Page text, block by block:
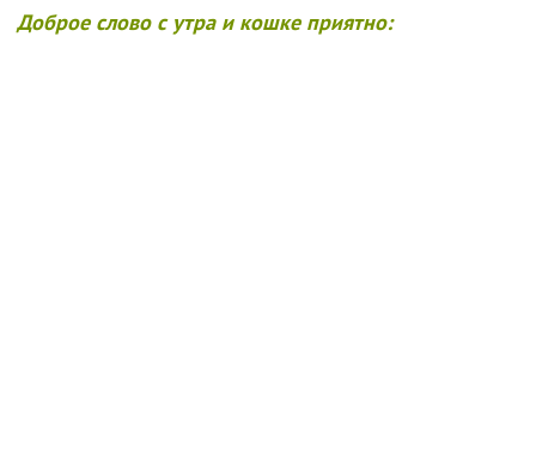
Доброе слово с утра и кошке приятно: